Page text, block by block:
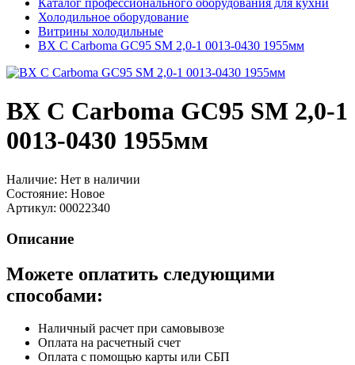
Каталог профессионального оборудования для кухни
Холодильное оборудование
Витрины холодильные
ВХ С Carboma GC95 SM 2,0-1 0013-0430 1955мм
ВХ С Carboma GC95 SM 2,0-1
0013-0430 1955мм
Наличие: Нет в наличии
Состояние: Новое
Артикул: 00022340
Описание
Можете оплатить следующими
способами:
Наличный расчет при самовывозе
Оплата на расчетный счет
Оплата с помощью карты или СБП